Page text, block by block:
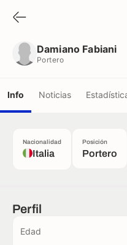
Damiano Fabiani
Portero
Info Noticias
Nacionalidad
Italia
Posición
Portero
Perfil
Edad